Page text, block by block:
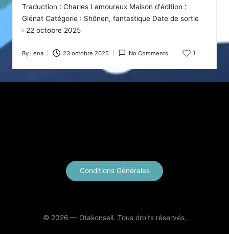
Traduction : Charles Lamoureux Maison d'édition :
Glénat Catégorie : Shônen, fantastique Date de sortie
: 22 octobre 2025
Posted
by
By Lena 23 octobre 2025 No Comments 1
Conditions Générales
© 2026 — Otakonseil. Tous droits réservés.